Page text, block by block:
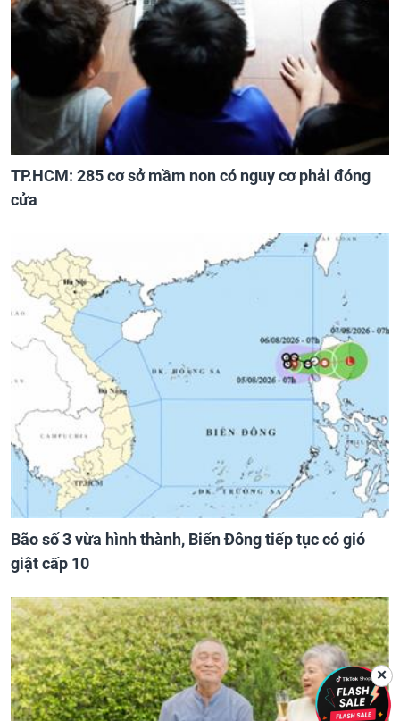
TP.HCM: 285 cơ sở mầm non có nguy cơ phải đóng
cửa
Bão số 3 vừa hình thành, Biển Đông tiếp tục có gió
giật cấp 10
✕